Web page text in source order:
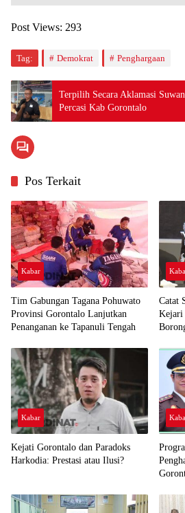
Post Views: 293
Tag: Demokrat Penghargaan
Terpilih Secara Aklamasi
Percasi Kab Gorontalo
Pos Terkait
Kabar
Tim Gabungan Tagana Pohuwato
Provinsi Gorontalo Lanjutkan
Penanganan ke Tapanuli Tengah
Catat
Kejari
Kabar
Kejati Gorontalo dan Paradoks
Harkodia: Prestasi atau Ilusi?